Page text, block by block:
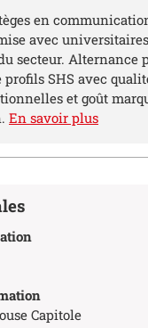
en
avec
secteur. Alternance
SHS avec
et goût
En savoir plus
Capitole